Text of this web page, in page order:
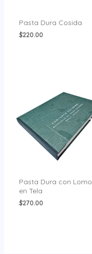
Pasta Dura Cosida
$220.00
Pasta Dura con Lomo
en Tela
$270.00